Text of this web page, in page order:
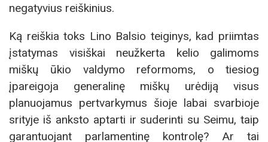
negatyvius reiškinius.
Ką reiškia toks Lino Balsio teiginys, kad priimtas
įstatymas visiškai neužkerta kelio galimoms
miškų ūkio valdymo reformoms, o tiesiog
įpareigoja generalinę miškų urėdiją visus
planuojamus pertvarkymus šioje labai svarbioje
srityje iš anksto aptarti ir suderinti su Seimu, taip
garantuojant parlamentinę kontrolę? Ar tai